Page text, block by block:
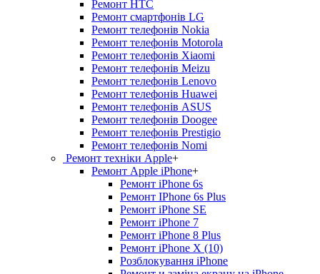
Ремонт HTC
Ремонт смартфонів LG
Ремонт телефонів Nokia
Ремонт телефонів Motorola
Ремонт телефонів Xiaomi
Ремонт телефонів Meizu
Ремонт телефонів Lenovo
Ремонт телефонів Huawei
Ремонт телефонів ASUS
Ремонт телефонів Doogee
Ремонт телефонів Prestigio
Ремонт телефонів Nomi
Ремонт техніки Apple+
Ремонт Apple iPhone+
Ремонт iPhone 6s
Ремонт IPhone 6s Plus
Ремонт iPhone SE
Ремонт iPhone 7
Ремонт iPhone 8 Plus
Ремонт iPhone X (10)
Розблокування iPhone